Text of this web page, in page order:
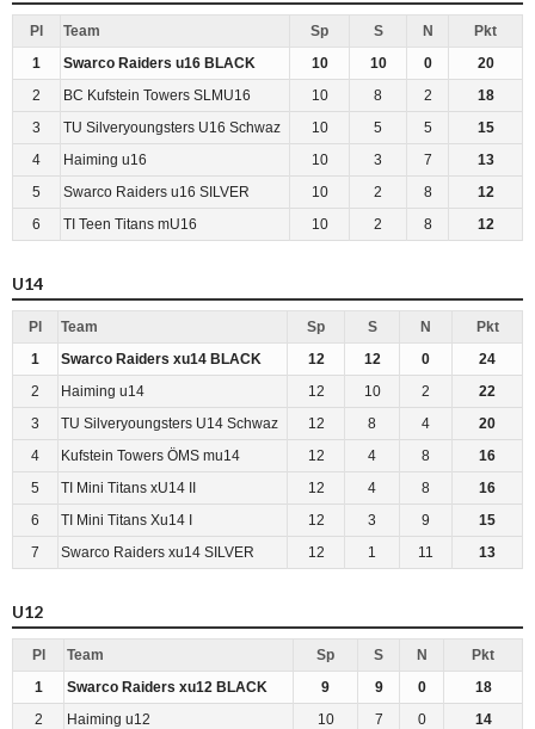
Pl Team Sp S N
Pkt
1
Swarco Raiders u16 BLACK 10 10 0
20
2
BC Kufstein Towers SLMU16 10 8 2
18
3
TU Silveryoungsters U16 Schwaz 10 5 5
15
4
Haiming u16 10 3 7
13
5
Swarco Raiders u16 SILVER 10 2 8
12
6
TI Teen Titans mU16 10 2 8 12
U14
Pl Team Sp S N
Pkt
1
Swarco Raiders xu14 BLACK 12 12 0
24
2
Haiming u14 12 10 2
22
3
TU Silveryoungsters U14 Schwaz 12 8 4
20
4
Kufstein Towers ÖMS mu14 12 4 8
16
5
TI Mini Titans xU14 II 12 4 8
16
6
TI Mini Titans Xu14 I 12 3 9
15
7
Swarco Raiders xu14 SILVER 12 1 11 13
U12
Pl Team Sp S N
Pkt
1
Swarco Raiders xu12 BLACK 9 9 0
18
2
Haiming u12 10 7 0
14